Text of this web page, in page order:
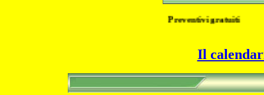
Preventivi gratuiti
Il